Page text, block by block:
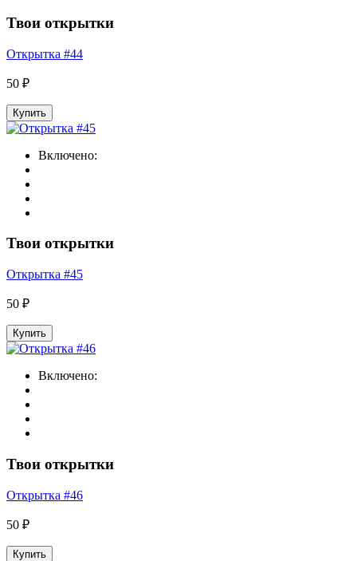
Твои открытки
Открытка #44
50 ₽
Купить
Включено:
Твои открытки
Открытка #45
50 ₽
Купить
Включено:
Твои открытки
Открытка #46
50 ₽
Купить